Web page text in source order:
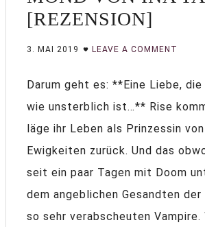
[REZENSION]
3. MAI 2019 LEAVE A COMMENT
Darum geht es: **Eine Liebe,
wie unsterblich ist…** Rise
läge ihr Leben als Prinzessin
Ewigkeiten zurück. Und das
seit ein paar Tagen mit Doom
dem angeblichen Gesandten der
so sehr verabscheuten Vampire.